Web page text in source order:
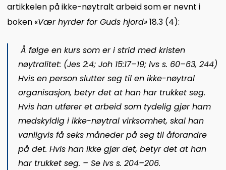
artikkelen på ikke-nøytralt arbeid som er nevnt i
boken«Vær hyrder for Guds hjord»18.3 (4):
Å følge en kurs som er i strid med kristen
nøytralitet: (Jes 2:4; Joh 15:17–19; lvs s. 60–63, 244)
Hvis en person slutter seg til en ikke-nøytral
organisasjon, betyr det at han har trukket seg.
Hvis han utfører et arbeid som tydelig gjør ham
medskyldig i ikke-nøytral virksomhet, skal han
vanligvis få seks måneder på seg til åforandre
på det. Hvis han ikke gjør det, betyr det at han
har trukket seg. – Se lvs s. 204–206.